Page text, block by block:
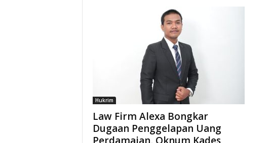
Hukrim
Law Firm Alexa Bongkar
Dugaan Penggelapan Uang